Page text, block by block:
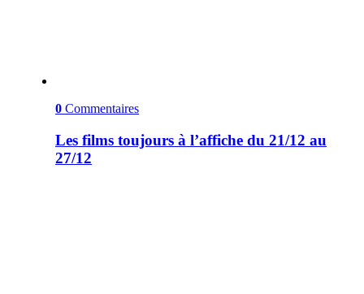
0 Commentaires
Les films toujours à l’affiche du 21/12 au
27/12